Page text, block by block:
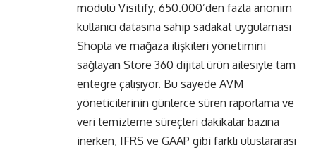
modülü Visitify, 650.000’den fazla anonim
kullanıcı datasına sahip sadakat uygulaması
Shopla ve mağaza ilişkileri yönetimini
sağlayan Store 360 dijital ürün ailesiyle tam
entegre çalışıyor. Bu sayede AVM
yöneticilerinin günlerce süren raporlama ve
veri temizleme süreçleri dakikalar bazına
inerken, IFRS ve GAAP gibi farklı uluslararası